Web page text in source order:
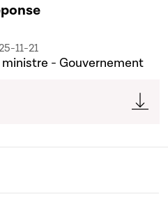
11-21
ministre - Gouvernement